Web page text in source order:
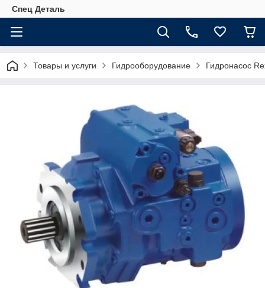
Спец Деталь
Товары и услуги Гидрооборудование Гидронасос